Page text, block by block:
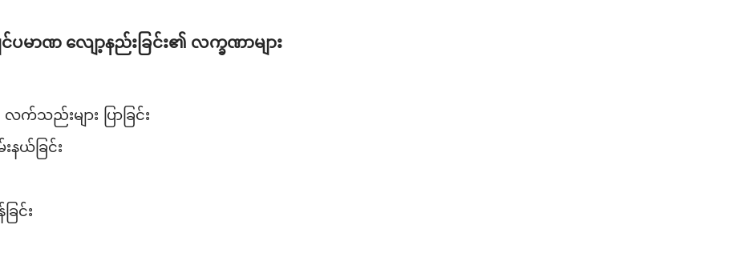
မာဏ လျော့နည်းခြင်း၏ လက္ခဏာများ
က်သည်းများ ပြာခြင်း
နယ်ခြင်း
ြင်း